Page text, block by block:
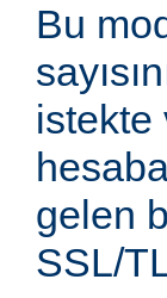
Bu
istekte
gelen
SSL/